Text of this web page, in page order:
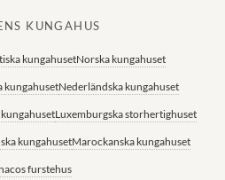
KUNGAHUS
kungahusetNorska kungahuset
kungahusetNederländska kungahuset
Luxemburgska storhertighuset
kungahusetMarockanska kungahuset
furstehus